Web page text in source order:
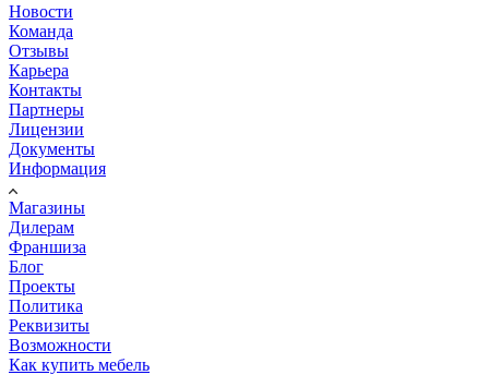
Новости
Команда
Отзывы
Карьера
Контакты
Партнеры
Лицензии
Документы
Информация
Магазины
Дилерам
Франшиза
Блог
Проекты
Политика
Реквизиты
Возможности
Как купить мебель